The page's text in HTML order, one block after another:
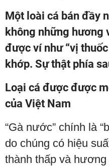
Một loài cá bán đầy
không những hương
được ví như “vị
khớp. Sự thật phía
Loại cá được được
của Việt Nam
“Gà nước” chính là
do chúng có hiệu
thành thấp và